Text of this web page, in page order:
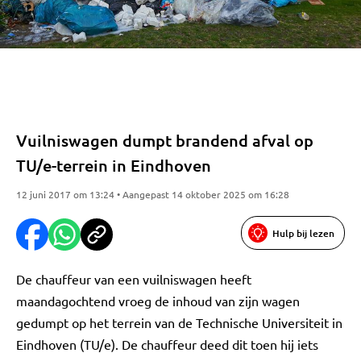
Vuilniswagen dumpt brandend afval op
TU/e-terrein in Eindhoven
12 juni 2017 om 13:24 • Aangepast 14 oktober 2025 om 16:28
Hulp bij lezen
De chauffeur van een vuilniswagen heeft
maandagochtend vroeg de inhoud van zijn wagen
gedumpt op het terrein van de Technische Universiteit in
Eindhoven (TU/e). De chauffeur deed dit toen hij iets